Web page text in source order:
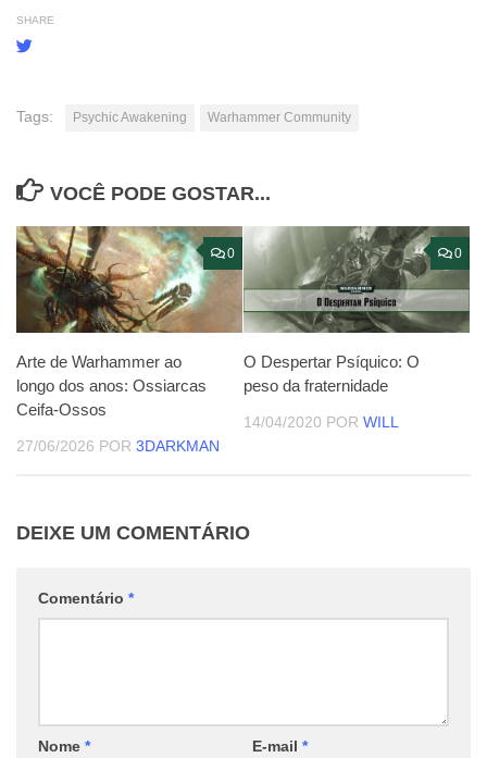
SHARE
Tags: Psychic Awakening Warhammer Community
VOCÊ PODE GOSTAR...
0
Arte de Warhammer ao
longo dos anos: Ossiarcas
Ceifa-Ossos
27/06/2026 POR 3DARKMAN
0
O Despertar Psíquico: O
peso da fraternidade
14/04/2020 POR WILL
DEIXE UM COMENTÁRIO
Comentário *
Nome * E-mail *